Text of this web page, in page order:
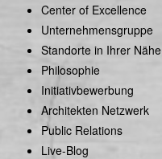
Center of Excellence
Unternehmensgruppe
Standorte in Ihrer Nähe
Philosophie
Initiativbewerbung
Architekten Netzwerk
Public Relations
Live-Blog